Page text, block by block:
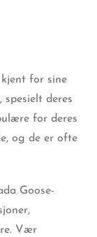
kjent for sine
deres
for deres
og de er ofte
Goose-
Vær